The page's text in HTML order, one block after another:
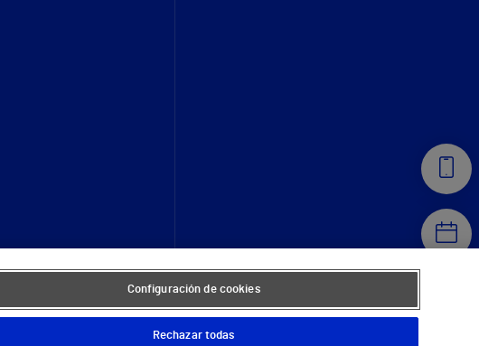
Configuración de cookies
Rechazar todas